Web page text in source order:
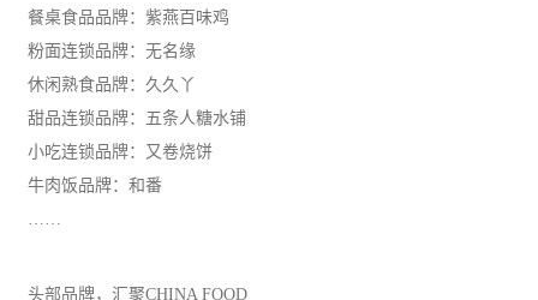
餐桌食品品牌：紫燕百味鸡
粉面连锁品牌：无名缘
休闲 熟食品牌：久久丫
甜品连锁品牌：五条人糖水铺
小吃连锁品牌：又卷烧饼
牛肉饭品牌：和番
……
头部品牌，汇聚CHINA FOOD